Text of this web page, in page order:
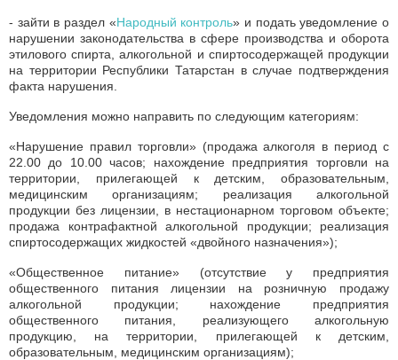
- зайти в раздел «Народный контроль» и подать уведомление о
нарушении законодательства в сфере производства и оборота
этилового спирта, алкогольной и спиртосодержащей продукции
на территории Республики Татарстан в случае подтверждения
факта нарушения.
Уведомления можно направить по следующим категориям:
«Нарушение правил торговли» (продажа алкоголя в период с
22.00 до 10.00 часов; нахождение предприятия торговли на
территории, прилегающей к детским, образовательным,
медицинским организациям; реализация алкогольной
продукции без лицензии, в нестационарном торговом объекте;
продажа контрафактной алкогольной продукции; реализация
спиртосодержащих жидкостей «двойного назначения»);
«Общественное питание» (отсутствие у предприятия
общественного питания лицензии на розничную продажу
алкогольной продукции; нахождение предприятия
общественного питания, реализующего алкогольную
продукцию, на территории, прилегающей к детским,
образовательным, медицинским организациям);